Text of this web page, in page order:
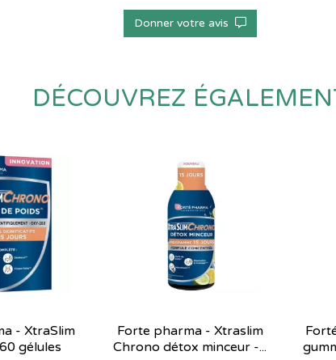
Donner votre avis
DÉCOUVREZ
- XtraSlim
gélules
Forte pharma - Xtraslim
Chrono détox minceur -...